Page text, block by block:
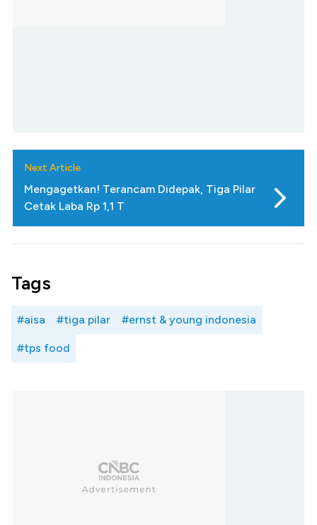
Next Article
Mengagetkan! Terancam Didepak, Tiga Pilar
Cetak Laba Rp 1,1 T
Tags
#aisa #tiga pilar #ernst & young indonesia
#tps food